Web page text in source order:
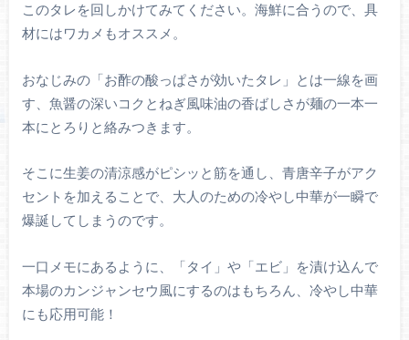
このタレを回しかけてみてください。海鮮に合うので、具
材にはワカメもオススメ。
おなじみの「お酢の酸っぱさが効いたタレ」とは一線を画
す、魚醤の深いコクとねぎ風味油の香ばしさが麺の一本一
本にとろりと絡みつきます。
そこに生姜の清涼感がピシッと筋を通し、青唐辛子がアク
セントを加えることで、大人のための冷やし中華が一瞬で
爆誕してしまうのです。
一口メモにあるように、「タイ」や「エビ」を漬け込んで
本場のカンジャンセウ風にするのはもちろん、冷やし中華
にも応用可能！